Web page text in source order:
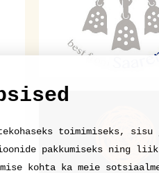
toimimiseks,
pakkumiseks ning
kohta ka meie